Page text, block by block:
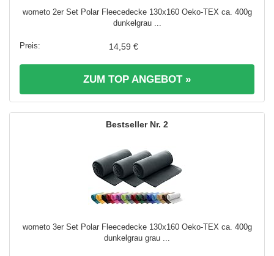
wometo 2er Set Polar Fleecedecke 130x160 Oeko-TEX ca. 400g
dunkelgrau ...
14,59 €
ZUM TOP ANGEBOT »
2
wometo 3er Set Polar Fleecedecke 130x160 Oeko-TEX ca. 400g
dunkelgrau grau ...